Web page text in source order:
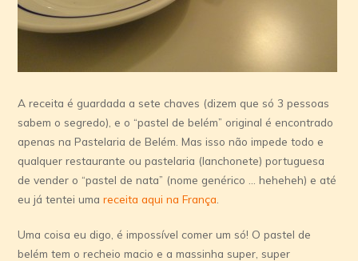
A receita é guardada a sete chaves (dizem que só 3 pessoas
sabem o segredo), e o “pastel de belém” original é encontrado
apenas na Pastelaria de Belém. Mas isso não impede todo e
qualquer restaurante ou pastelaria (lanchonete) portuguesa
de vender o “pastel de nata” (nome genérico … heheheh) e até
eu já tentei umareceita aqui na França
Uma coisa eu digo, é impossível comer um só! O pastel de
belém tem o recheio macio e a massinha super, super